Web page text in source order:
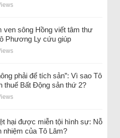
ven sông Hồng viết tâm thư
Phương Ly cứu giúp
phải để tích sản”: Vì sao Tô
thuế Bất Động sản thứ 2?
hại được miễn tội hình sự: Nỗ
nhiệm của Tô Lâm?